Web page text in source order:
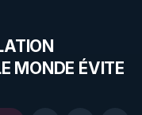
MONDE ÉVITE